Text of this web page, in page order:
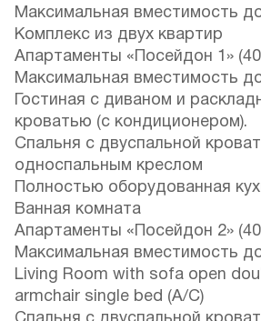
Максимальная вместимость
Комплекс из двух квартир
Апартаменты «Посейдон 1»
Максимальная вместимость
Гостиная с диваном и
кроватью (с кондиционером).
Спальня с двуспальной
односпальным креслом
Полностью оборудованная
Ванная комната
Апартаменты «Посейдон 2»
Максимальная вместимость
Living Room with sofa open
armchair single bed (A/C)